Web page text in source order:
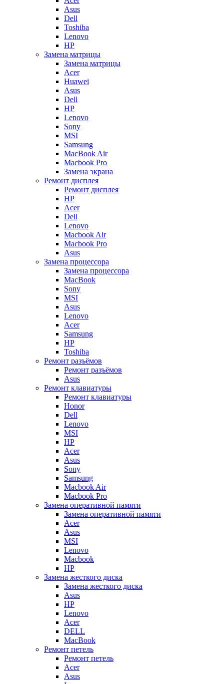
Asus
Dell
Toshiba
Lenovo
HP
Замена матрицы
Замена матрицы
Acer
Huawei
Asus
Dell
HP
Lenovo
Sony
MSI
Samsung
MacBook Air
Macbook Pro
Замена экрана
Ремонт дисплея
Ремонт дисплея
HP
Acer
Dell
Lenovo
Macbook Air
Macbook Pro
Asus
Замена процессора
Замена процессора
MacBook
Sony
MSI
Asus
Lenovo
Acer
Samsung
HP
Toshiba
Ремонт разъёмов
Ремонт разъёмов
Asus
Ремонт клавиатуры
Ремонт клавиатуры
Honor
Dell
Lenovo
MSI
HP
Acer
Asus
Sony
Samsung
Macbook Air
Macbook Pro
Замена оперативной памяти
Замена оперативной памяти
Acer
Asus
MSI
Lenovo
Macbook
HP
Замена жесткого диска
Замена жесткого диска
Asus
HP
Lenovo
Acer
DELL
MacBook
Ремонт петель
Ремонт петель
Acer
Asus